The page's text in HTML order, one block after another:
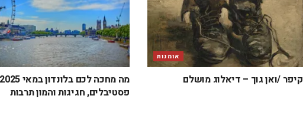
אומנות
קיפר /ואן גוך – דיאלוג מושלם
פסטיבלים, חגיגות והמון תרבות